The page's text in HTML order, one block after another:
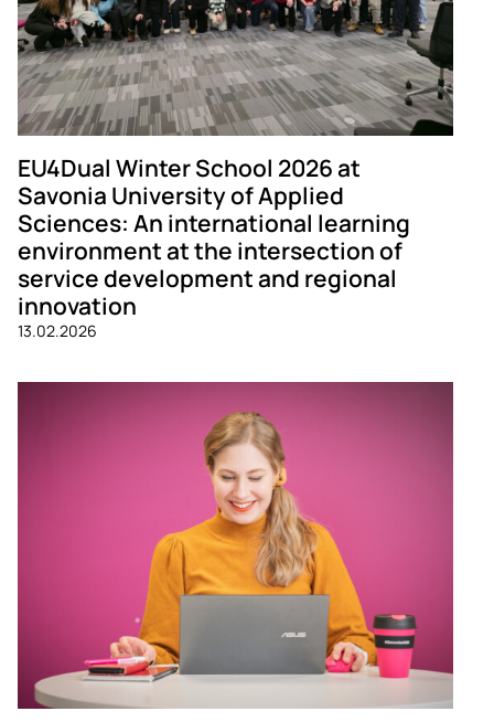
EU4Dual Winter School 2026 at
Savonia University of Applied
Sciences: An international learning
environment at the intersection of
service development and regional
innovation
13.02.2026